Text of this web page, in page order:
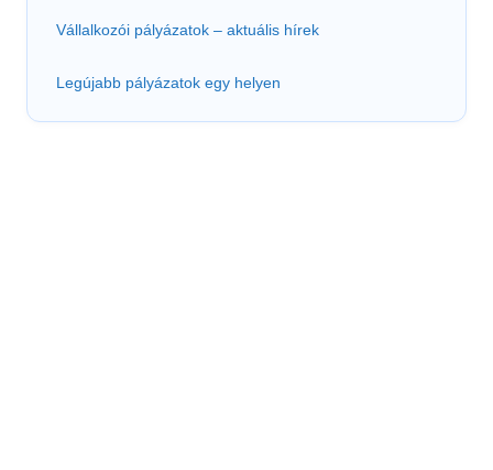
Vállalkozói pályázatok – aktuális hírek
Legújabb pályázatok egy helyen